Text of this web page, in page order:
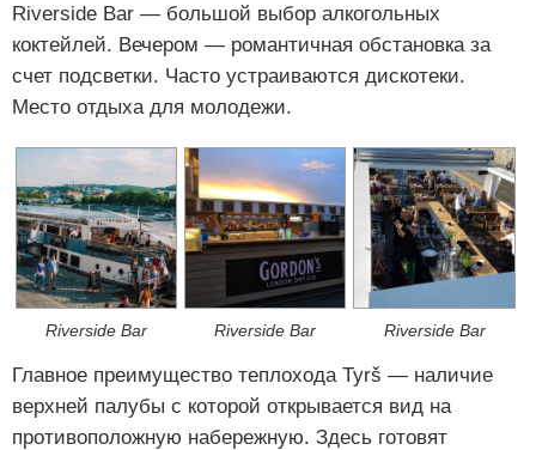
Riverside Bar — большой выбор алкогольных
коктейлей. Вечером — романтичная обстановка за
счет подсветки. Часто устраиваются дискотеки.
Место отдыха для молодежи.
Riverside Bar Riverside Bar Riverside Bar
Главное преимущество теплохода Tyrš — наличие
верхней палубы с которой открывается вид на
противоположную набережную. Здесь готовят